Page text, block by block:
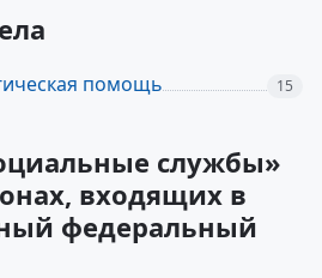
помощь 15
службы»
входящих в
федеральный